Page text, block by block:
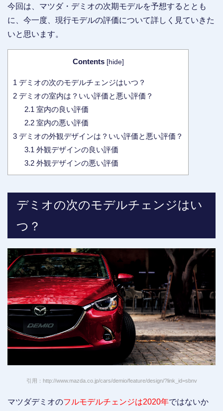
今回は、マツダ・デミオの次期モデルを予想するととも
に、今一度、現行モデルの評価について詳しく見ていきた
いと思います。
Contents [hide]
1 デミオの次のモデルチェンジはいつ？
2 デミオの室内は？いい評価と悪い評価？
2.1 室内の良い評価
2.2室内の悪い評価
3 デミオの外観デザインは？いい評価と悪い評価？
3.1 外観デザインの良い評価
3.2外観デザインの悪い評価
デミオの次のモデルチェンジはい
つ？
引用：http://www.mazda.co.jp/cars/demio/feature/design/?link_id=sbnv
マツダデミオのフルモデルチェンジは2020年ではないか